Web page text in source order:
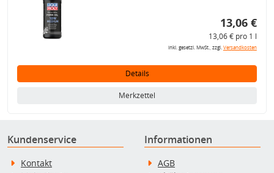
13,06 €
13,06 € pro 1 l
inkl. gesetzl. MwSt., zzgl.Versandkosten
Details
Merkzettel
Kundenservice
Kontakt
Informationen
AGB